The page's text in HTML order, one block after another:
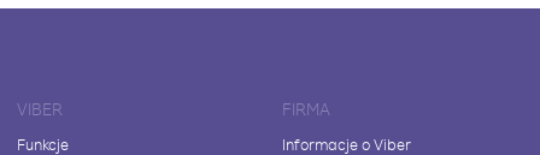
VIBER
Funkcje
FIRMA
Informacje o Viber